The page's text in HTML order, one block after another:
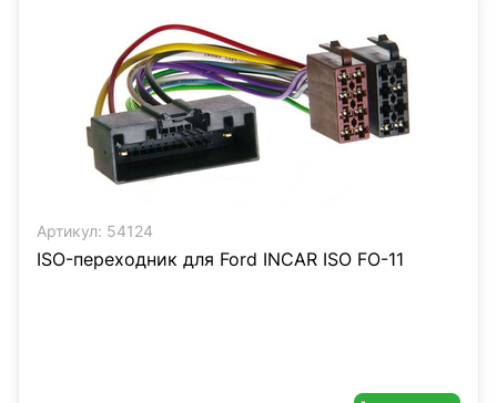
Артикул: 54124
ISO-переходник для Ford INCAR ISO FO-11